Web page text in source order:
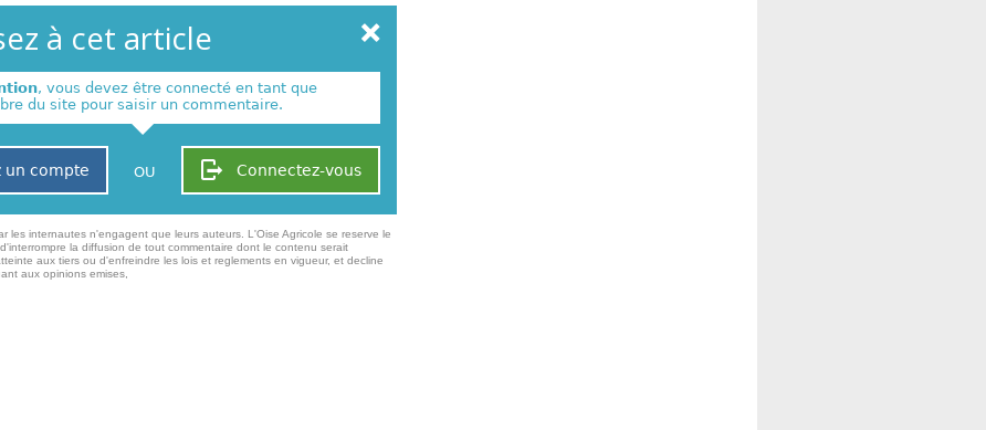
à cet article
, vous devez être connecté en tant que
du site pour saisir un commentaire.
Connectez-vous
un compte OU
les internautes n'engagent que leurs auteurs. L'Oise Agricole se reserve le
la diffusion de tout commentaire dont le contenu serait
aux tiers ou d'enfreindre les lois et reglements en vigueur, et decline
aux opinions emises,